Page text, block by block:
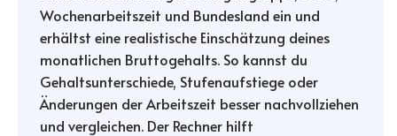
Wochenarbeitszeit und Bundesland ein und
erhältst eine realistische Einschätzung deines
monatlichen Bruttogehalts. So kannst du
Gehaltsunterschiede, Stufenaufstiege oder
Änderungen der Arbeitszeit besser nachvollziehen
und vergleichen. Der Rechner hilft